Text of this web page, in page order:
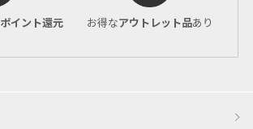
ポイント還元 お得なアウトレット品あり